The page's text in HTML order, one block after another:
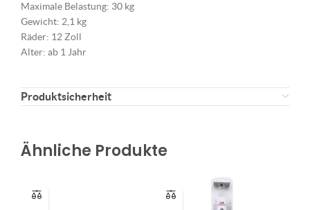
Maximale Belastung: 30 kg
Gewicht: 2,1 kg
Räder: 12 Zoll
Alter: ab 1 Jahr
Produktsicherheit
Ähnliche Produkte